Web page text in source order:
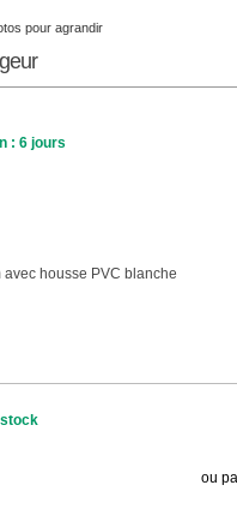
pour agrandir
: 6 jours
housse PVC blanche
stock
ou